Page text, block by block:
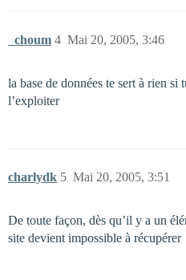
_choum Mai 20, 2005, 3:46
4
la base de données te sert à rien si
l’exploiter
charlydk Mai 20, 2005, 3:51
5
De toute façon, dès qu’il y a un
site devient impossible à récupérer